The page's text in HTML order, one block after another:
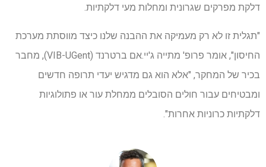
דלקת מפרקים שגרונית ומחלות מעי דלקתיות.
"תגלית זו לא רק מעמיקה את ההבנה שלנו כיצד מווסתת מערכת
החיסון", אומר פרופ' מתייה ג'יי.אם ברטרנד (VIB-UGent), מחבר
בכיר של המחקר, "אלא הוא גם מדגיש יעדי תרופה חדשים
ומבטיחים עבור חולים הסובלים ממחלת עור או פתולוגיות
דלקתיות כרוניות אחרות".